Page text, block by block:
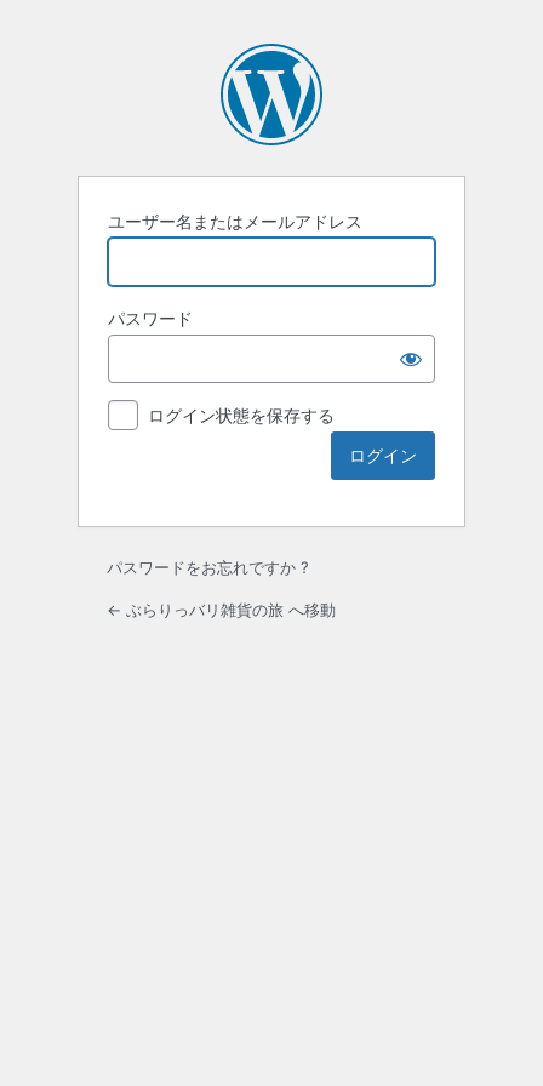
ユーザー名またはメールアドレス
パスワード
ログイン状態を保存する
パスワードをお忘れですか ?
← ぶらりっバリ雑貨の旅 へ移動